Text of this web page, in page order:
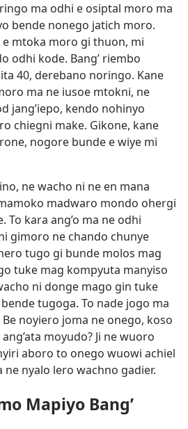
ma odhi e osiptal moro ma
bende nonego jatich moro.
e mtoka moro gi thuon, mi
odhi kode. Bang’ riembo
40, derebano noringo. Kane
ma ne iusoe mtokni, ne
jang’iepo, kendo nohinyo
chiegni make. Gikone, kane
nogore bunde e wiye mi
ne wacho ni ne en mana
madwaro mondo ohergi
To kara ang’o ma ne odhi
gimoro ne chando chunye
tugo gi bunde molos mag
tuke mag kompyuta manyiso
ni donge mago gin tuke
tugoga. To nade jogo ma
noyiero joma ne onego, koso
moyudo? Ji ne wuoro
aboro to onego wuowi achiel
ne nyalo lero wachno gadier.
Mapiyo Bang’